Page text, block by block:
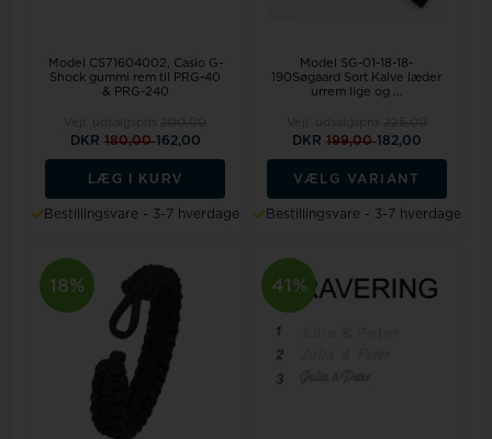
Model CS71604002
Casio G-
Shock gummi rem til PRG-40
& PRG-240
DKR 180,00162,00
LÆG I KURV
Bestillingsvare - 3-7 hverdage
Model SG-01-18-18-
190Søgaard Sort Kalve læder
urrem lige og ...
DKR 199,00182,00
VÆLG VARIANT
Bestillingsvare - 3-7 hverdage
18% 41%